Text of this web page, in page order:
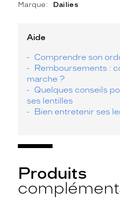
Marque
Dailies
Aide
Comprendre son
Remboursements :
marche ?
Quelques conseils
ses lentilles
Bien entretenir ses
Produits